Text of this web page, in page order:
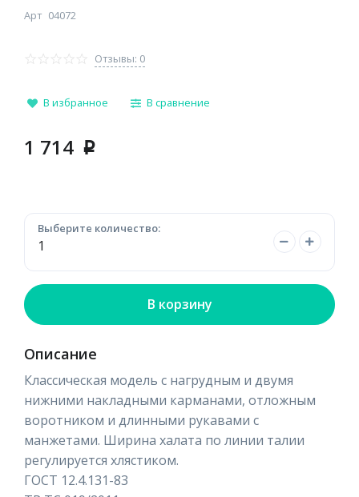
Арт 04072
Отзывы: 0
В избранное В сравнение
1 714 p
Выберите количество:
В корзину
Описание
Классическая модель с нагрудным и двумя
нижними накладными карманами, отложным
воротником и длинными рукавами с
манжетами. Ширина халата по линии талии
регулируется хлястиком.
ГОСТ 12.4.131-83